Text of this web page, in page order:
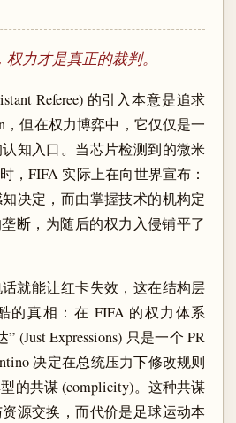
力才是真正的裁判。
Referee) 的引入本意是追求
，但在权力博弈中，它仅仅是一
知入口。当芯片检测到的微米
，FIFA 实际上在向世界宣布：
决定，而由掌握技术的机构定
断，为随后的权力入侵铺平了
就能让红卡失效，这在结构层
的真相：在 FIFA 的权力体系
(Just Expressions) 只是一个 PR
决定在总统压力下修改规则
的共谋 (complicity)。这种共谋
源交换，而代价是足球运动本